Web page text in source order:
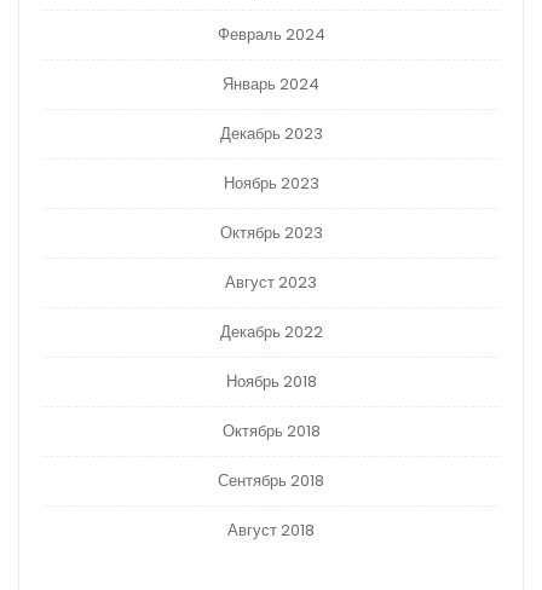
Февраль 2024
Январь 2024
Декабрь 2023
Ноябрь 2023
Октябрь 2023
Август 2023
Декабрь 2022
Ноябрь 2018
Октябрь 2018
Сентябрь 2018
Август 2018